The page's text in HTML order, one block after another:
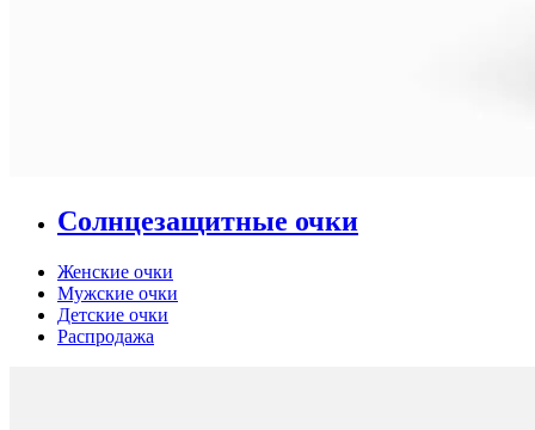
Солнцезащитные очки
Женские очки
Мужские очки
Детские очки
Распродажа